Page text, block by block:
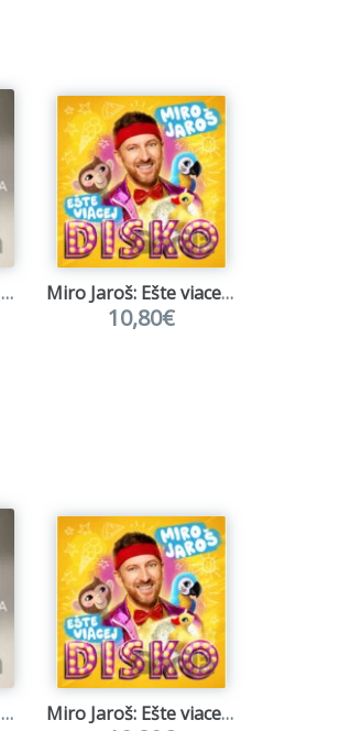
Lucie Bílá: Obyčejná Holka Miro Jaroš: Ešte viacej disko
10,80€
Lucie Bílá: Obyčejná Holka Miro Jaroš: Ešte viacej disko